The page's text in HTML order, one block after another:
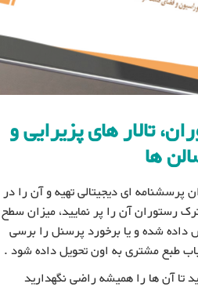
تالار های پزیرایی و
ها
پرسشنامه ای دیجیتالی تهیه و آن را در
رستوران آن را پر نمایید، میزان سطح
شده و یا برخورد پرسنل را برسی
طبع مشتری به اون تحویل داده شود .
تا آن ها را همیشه راضی نگهدارید